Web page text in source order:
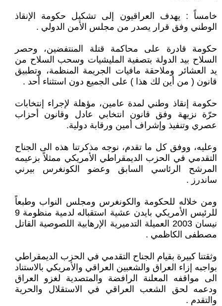
خامساً : يهدف العراقيون إلى تشكيل حكومة الإنقاذ
الوطني وفق قرار يصدر من مجلس الأمن الدولي .
حكومة قادرة على محاكمة قتلة المنتفضين، وحصر
السلاح بيد الدولة بتصفية المليشيات وسحب السلاح من
يد العشائر وملاحقة مافيات الجريمة المنظمة، وتطبيق
قانون ( من أين لك هذا ) على الجميع دون استثناء أحد .
حكومة إنقاذ وطني لمدة عامين، مؤهلة لإجراء إنتخابات
حرّة نزيهة وفق قانون انتخابي عادل وقانون أحزاب
عصري وتنفيذ وإشراف أمين ورقابة دولية.
وعليه، ووفق كل ما تقدم، نوجه مذكرتنا هذه الى الجناح
التقدمي في الحزب الديمقراطي الأمريكي ممثلاً بزعيمه
المرشح الرئاسي السابق وعضو الكونغرس بيرني
ساندرز .
ومن خلاله للحكومة والكونغرس ومجلس النواب وطبعاً
للرئيس الأمريكي بايدن عشية استقباله لدمية منظومة 9
نيسان 2003 العميلة التدميرية الإرهابية اللصوصية القاتل
مصطفى الكاظمي .
وثقتنا كبيرة بقيام الجناح التقدمي في الحزب الديمقراطي
بواجبه إزاء العراق والشعبين العراقي والأمريكي بالاستناد
الى مواقفه المعلنة الرافضة والمتصدية لغزو العراق
ودعمه لحق الشعب العراقي في الاستقلال والحرية
والتقدم .